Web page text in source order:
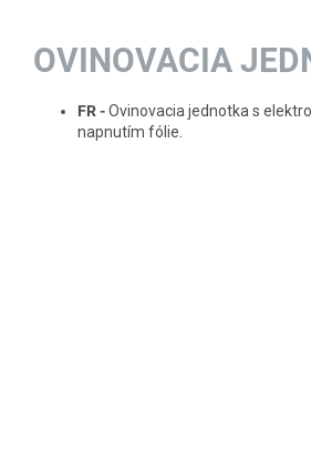
OVINOVACIA
FR -Ovinovacia jednotka s
napnutím fólie.